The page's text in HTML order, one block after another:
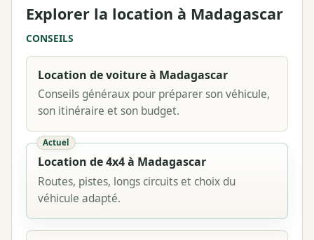
Explorer la location à Madagascar
CONSEILS
Location de voiture à Madagascar
Conseils généraux pour préparer son véhicule,
son itinéraire et son budget.
Actuel
Location de 4x4 à Madagascar
Routes, pistes, longs circuits et choix du
véhicule adapté.